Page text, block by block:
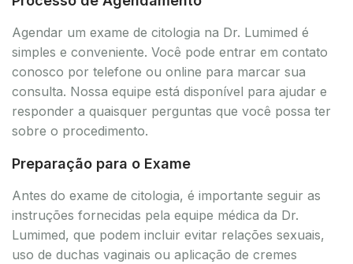
Agendar um exame de citologia na Dr. Lumimed é
simples e conveniente. Você pode entrar em contato
conosco por telefone ou online para marcar sua
consulta. Nossa equipe está disponível para ajudar e
responder a quaisquer perguntas que você possa ter
sobre o procedimento.
Preparação para o Exame
Antes do exame de citologia, é importante seguir as
instruções fornecidas pela equipe médica da Dr.
Lumimed, que podem incluir evitar relações sexuais,
uso de duchas vaginais ou aplicação de cremes